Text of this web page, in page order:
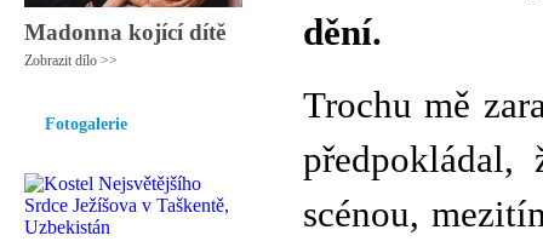
Madonna kojící dítě
Zobrazit dílo >>
Fotogalerie
dění.
Trochu mě
scénou,